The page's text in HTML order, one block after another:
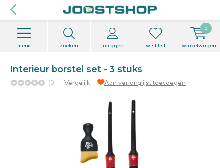
zoeken inloggen
menu wishlist winkelwagen
0
Interieur borstel set - 3 stuks
(0) Vergelijk Aan verlanglijst toevoegen